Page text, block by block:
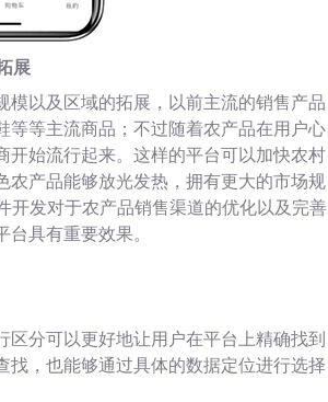
展
模以及区域的拓展，以前主流的销售产品
等等主流商品；不过随着农产品在用户心
开始流行起来。这样的平台可以加快农村
农产品能够放光发热，拥有更大的市场规
开发对于农产品销售渠道的优化以及完善
具有重要效果。
分可以更好地让用户在平台上精确找到
找，也能够通过具体的数据定位进行选择